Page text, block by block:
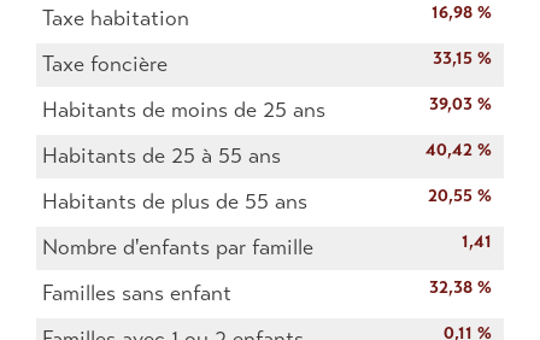
Taxe habitation 16,98 %
Taxe foncière 33,15 %
Habitants de moins de 25 ans 39,03 %
Habitants de 25 à 55 ans 40,42 %
Habitants de plus de 55 ans 20,55 %
Nombre d'enfants par famille 1,41
Familles sans enfant 32,38 %
0,11 %